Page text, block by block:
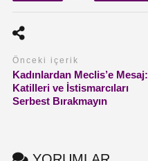
Önceki içerik
Kadınlardan Meclis’e Mesaj:
Katilleri ve İstismarcıları
Serbest Bırakmayın